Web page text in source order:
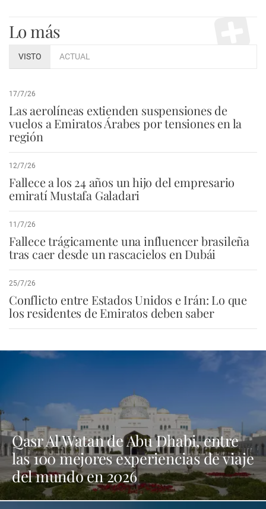
Lo más
VISTO ACTUAL
17/7/26
Las aerolíneas extienden suspensiones de
vuelos a Emiratos Árabes por tensiones en la
región
12/7/26
Fallece a los 24 años un hijo del empresario
emiratí Mustafa Galadari
11/7/26
Fallece trágicamente una influencer brasileña
tras caer desde un rascacielos en Dubái
25/7/26
Conflicto entre Estados Unidos e Irán: Lo que
los residentes de Emiratos deben saber
Qasr Al Watan de Abu Dhabi, entre
las 100 mejores experiencias de viaje
del mundo en 2026